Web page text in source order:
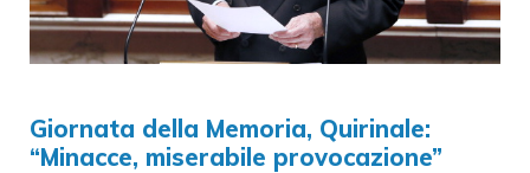
Giornata della Memoria, Quirinale:
“Minacce, miserabile provocazione”